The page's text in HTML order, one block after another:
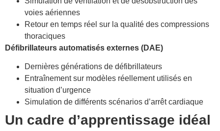
voies aériennes
Retour en temps réel sur la qualité des compressions
thoraciques
Défibrillateurs automatisés externes (DAE)
Dernières générations de défibrillateurs
Entraînement sur modèles réellement utilisés en
situation d’urgence
Simulation de différents scénarios d’arrêt cardiaque
Un cadre d’apprentissage idéal